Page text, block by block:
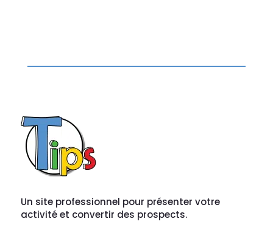
Un site professionnel pour présenter votre
activité et convertir des prospects.